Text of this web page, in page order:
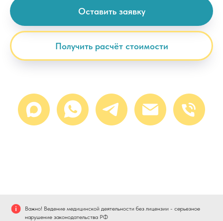
Оставить заявку
Получить расчёт стоимости
Важно! Ведение медицинской деятельности без лицензии - серьезное
нарушение законодательства РФ